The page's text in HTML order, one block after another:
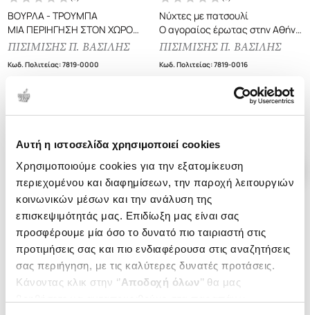
Αυτή η ιστοσελίδα χρησιμοποιεί cookies
Χρησιμοποιούμε cookies για την εξατομίκευση
περιεχομένου και διαφημίσεων, την παροχή λειτουργιών
κοινωνικών μέσων και την ανάλυση της
επισκεψιμότητάς μας. Επιδίωξη μας είναι σας
προσφέρουμε μία όσο το δυνατό πιο ταιριαστή στις
προτιμήσεις σας και πιο ενδιαφέρουσα στις αναζητήσεις
σας περιήγηση, με τις καλύτερες δυνατές προτάσεις.
Κάνοντας κλικ στην ‘’Αποδοχή όλων’’ θα μας
ΒΟΥΡΛΑ - ΤΡΟΥΜΠΑ
ΜΙΑ ΠΕΡΙΗΓΗΣΗ ΣΤΟΝ ΧΩΡΟ
ΤΟΥ ΠΕΡΙΘΩΡΙΟΥ ΚΑΙ ΤΗΣ
1968)
ΠΙΣΙΜΙΣΗΣ Π. ΒΑΣΙΛΗΣ
Κωδ. Πολιτείας:7819-0000
16 € 11 €
Νύχτες με πατσουλί
Ο αγοραίος έρωτας στην Αθήνα
τον 20ο αιώνα
ΠΙΣΙΜΙΣΗΣ Π. ΒΑΣΙΛΗΣ
Κωδ. Πολιτείας:7819-0016
18 € 13 €